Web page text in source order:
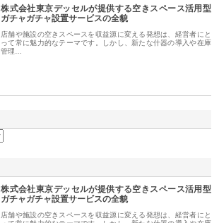
株式会社東京デッセルが提供する空きスペース活用型
ガチャガチャ設置サービスの全貌
店舗や施設の空きスペースを収益源に変える発想は、経営者にと
って常に魅力的なテーマです。しかし、新たな什器の導入や在庫
管理…
株式会社東京デッセルが提供する空きスペース活用型
ガチャガチャ設置サービスの全貌
店舗や施設の空きスペースを収益源に変える発想は、経営者にと